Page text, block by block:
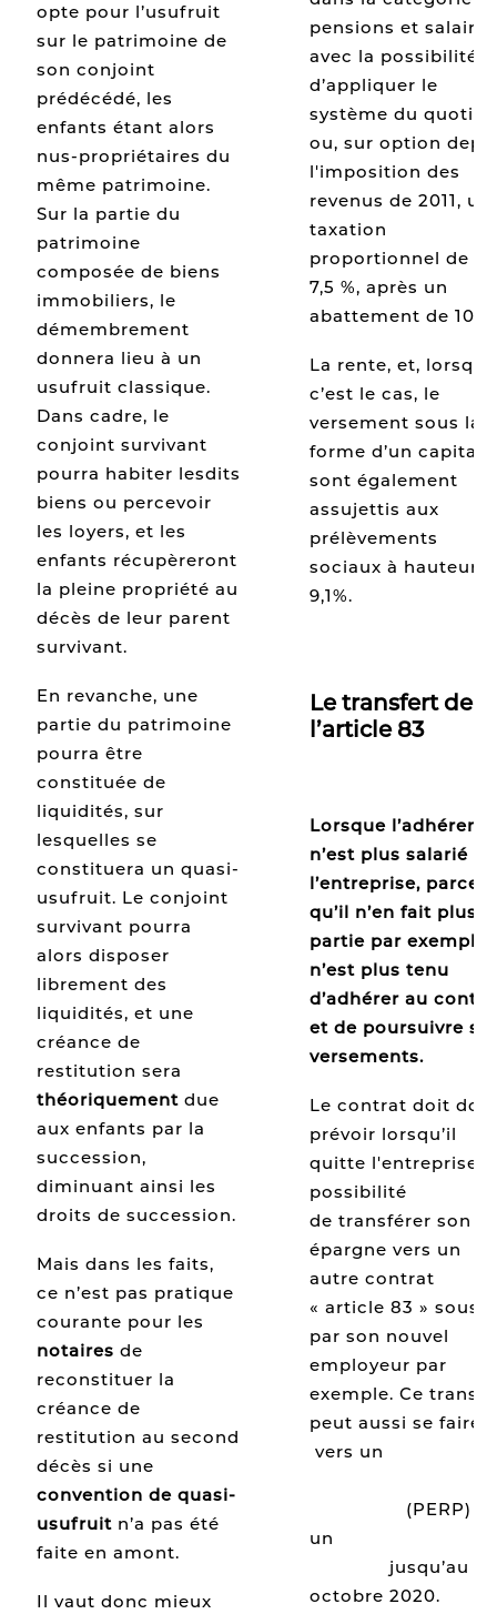
opte pour l’usufruit
sur le patrimoine de
son conjoint
prédécédé, les
enfants étant alors
nus-propriétaires du
même patrimoine.
Sur la partie du
patrimoine
composée de biens
immobiliers, le
démembrement
donnera lieu à un
usufruit classique.
Dans cadre, le
conjoint survivant
pourra habiter lesdits
biens ou percevoir
les loyers, et les
enfants récupèreront
la pleine propriété au
décès de leur parent
survivant.
En revanche, une
partie du patrimoine
pourra être
constituée de
liquidités, sur
lesquelles se
constituera un quasi-
usufruit. Le conjoint
survivant pourra
alors disposer
librement des
liquidités, et une
créance de
restitution sera
théoriquement due
aux enfants par la
succession,
diminuant ainsi les
droits de succession.
Mais dans les faits,
ce n’est pas pratique
courante pour les
notaires de
reconstituer la
créance de
restitution au second
décès si une
convention de quasi-
usufruit n’a pas été
faite en amont.
Il vaut donc mieux
pensions et
avec la possibilité
d’appliquer le
système du
ou, sur option
l'imposition des
revenus de 2011,
taxation
proportionnel de
7,5 %, après un
abattement de 10
La rente, et, lorsque
c’est le cas, le
versement sous la
forme d’un capital,
sont également
assujettis aux
prélèvements
sociaux à hauteur
9,1%.
Le transfert de
l’article 83
Lorsque l’adhérent
n’est plus salarié de
l’entreprise, parce
qu’il n’en fait plus
partie par exemple,
n’est plus tenu
d’adhérer au
et de poursuivre
versements.
Le contrat doit
prévoir lorsqu’il
quitte l'entreprise,
possibilité
de transférer son
épargne vers un
autre contrat
« article 83 »
par son nouvel
employeur par
exemple. Ce
peut aussi se faire
vers un
(PERP)
un
jusqu’au 1
octobre 2020.